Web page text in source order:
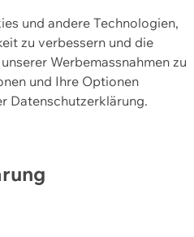
und andere Technologien,
zu verbessern und die
Werbemassnahmen zu
und Ihre Optionen
Datenschutzerklärung.